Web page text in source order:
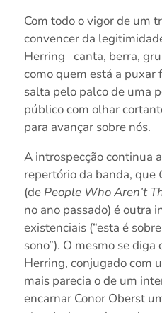
Com todo o vigor de um
convencer da
Herring canta, berra,
como quem está a puxar
salta pelo palco de uma
público com olhar
para avançar sobre nós.
A introspecção continua
repertório da banda, que
(de People Who Aren’t
no ano passado) é outra
existenciais (“esta é
sono”). O mesmo se diga
Herring, conjugado com
mais parecia o de um
encarnar Conor Oberst